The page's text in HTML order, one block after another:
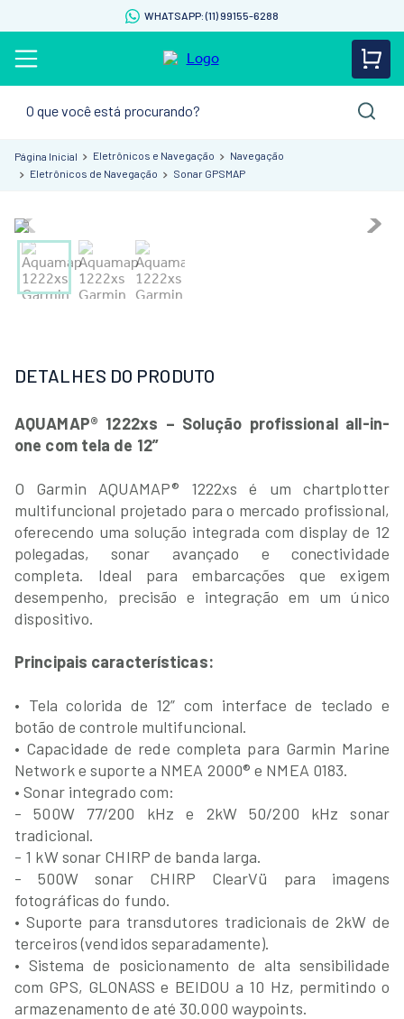
WHATSAPP: (11) 99155-6288
Eletrônicos e Navegação
Navegação
Eletrônicos de Navegação
Sonar GPSMAP
DETALHES DO PRODUTO
AQUAMAP® 1222xs – Solução profissional all-in-
one com tela de 12”
O Garmin AQUAMAP® 1222xs é um chartplotter
multifuncional projetado para o mercado profissional,
oferecendo uma solução integrada com display de 12
polegadas, sonar avançado e conectividade
completa. Ideal para embarcações que exigem
desempenho, precisão e integração em um único
dispositivo.
Principais características:
• Tela colorida de 12” com interface de teclado e
botão de controle multifuncional.
• Capacidade de rede completa para Garmin Marine
Network e suporte a NMEA 2000® e NMEA 0183.
• Sonar integrado com:
- 500W 77/200 kHz e 2kW 50/200 kHz sonar
tradicional.
- 1 kW sonar CHIRP de banda larga.
- 500W sonar CHIRP ClearVü para imagens
fotográficas do fundo.
• Suporte para transdutores tradicionais de 2kW de
terceiros (vendidos separadamente).
• Sistema de posicionamento de alta sensibilidade
com GPS, GLONASS e BEIDOU a 10 Hz, permitindo o
armazenamento de até 30.000 waypoints.